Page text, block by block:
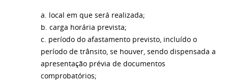
a. local em que será realizada;
b. carga horária prevista;
c. período do afastamento previsto, incluído o
período de trânsito, se houver, sendo dispensada a
apresentação prévia de documentos
comprobatórios;